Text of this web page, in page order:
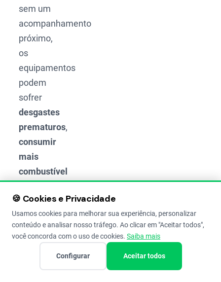
sem um
acompanhamento
próximo,
os
equipamentos
podem
sofrer
desgastes
prematuros,
consumir
mais
combustível
necessário
ou, no
pior
cenário,
🍪 Cookies e Privacidade
Usamos cookies para melhorar sua experiência, personalizar
conteúdo e analisar nosso tráfego. Ao clicar em "Aceitar todos",
você concorda com o uso de cookies. Saiba mais
Configurar Aceitar todos